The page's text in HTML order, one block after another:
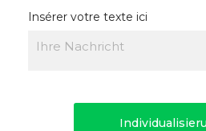
Insérer votre texte ici